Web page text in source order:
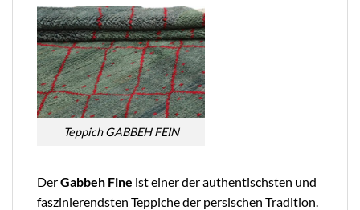
Teppich GABBEH FEIN
DerGabbeh Fine ist einer der authentischsten und
faszinierendsten Teppiche der persischen Tradition.